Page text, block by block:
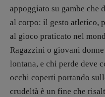
Recensioni
Primo Piano
Interviste
RUBRICHE
Archeologie del
appoggiato su gambe che
al corpo: il gesto atletico,
al gioco praticato nel
Ragazzini o giovani
lontana, e chi perde deve
occhi coperti portando
crudeltà è un fine che